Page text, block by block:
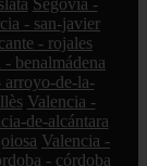
Segovia -
- san-javier
- rojales
- benalmádena
de-la-
Valencia -
de-alcántara
Valencia -
- córdoba